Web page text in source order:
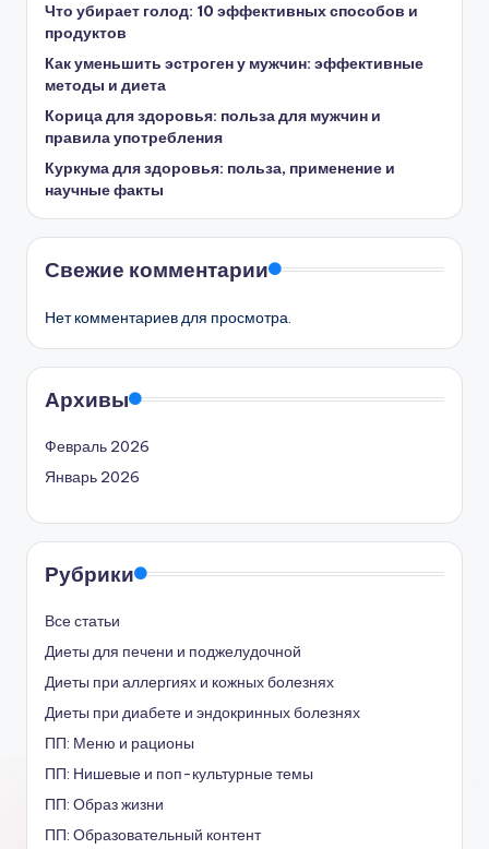
Что убирает голод: 10 эффективных способов и
продуктов
Как уменьшить эстроген у мужчин: эффективные
методы и диета
Корица для здоровья: польза для мужчин и
правила употребления
Куркума для здоровья: польза, применение и
научные факты
Свежие комментарии
Нет комментариев для просмотра.
Архивы
Февраль 2026
Январь 2026
Рубрики
Все статьи
Диеты для печени и поджелудочной
Диеты при аллергиях и кожных болезнях
Диеты при диабете и эндокринных болезнях
ПП: Меню и рационы
ПП: Нишевые и поп-культурные темы
ПП: Образ жизни
ПП: Образовательный контент